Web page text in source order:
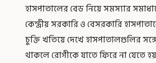
হাসপাতালের বেড নিয়ে সমস্যার
কেন্দ্রীয় সরকারি ও বেসরকারি
চুক্তি খতিয়ে দেখে হাসপাতালগুলির
থাকলে রোগীকে যাতে ফিরে না যেতে